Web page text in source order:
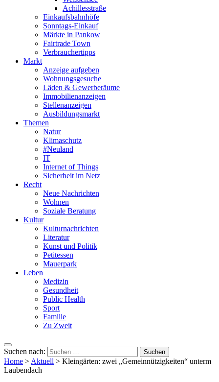
Achillesstraße
Einkaufsbahnhöfe
Sonntags-Einkauf
Märkte in Pankow
Fairtrade Town
Verbrauchertipps
Markt
Anzeige aufgeben
Wohnungsgesuche
Läden & Gewerberäume
Immobilienanzeigen
Stellenanzeigen
Ausbildungsmarkt
Themen
Natur
Klimaschutz
#Neuland
IT
Internet of Things
Sicherheit im Netz
Recht
Neue Nachrichten
Wohnen
Soziale Beratung
Kultur
Kulturnachrichten
Literatur
Kunst und Politik
Petitessen
Mauerpark
Leben
Medizin
Gesundheit
Public Health
Sport
Familie
Zu Zweit
Suchen nach:
Home >Aktuell > Kleingärten: zwei „Gemeinnützigkeiten“ unterm
Laubendach